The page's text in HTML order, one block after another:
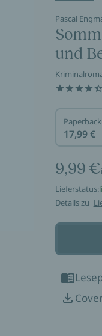
Pascal
und
Paperback
17,99 €
9,99 €
Lieferstatus:
Details zu